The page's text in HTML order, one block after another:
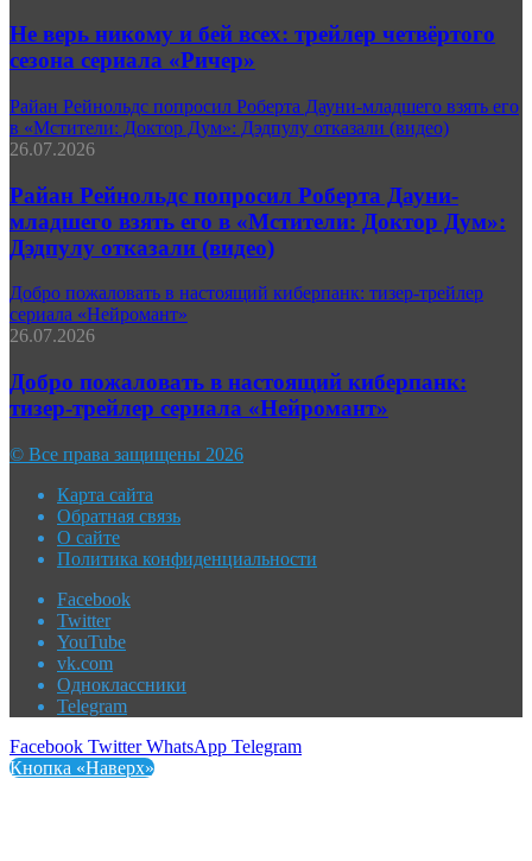
Не верь никому и бей всех: трейлер четвёртого
сезона сериала «Ричер»
Райан Рейнольдс попросил Роберта Дауни-младшего взять его
в «Мстители: Доктор Дум»: Дэдпулу отказали (видео)
26.07.2026
Райан Рейнольдс попросил Роберта Дауни-
младшего взять его в «Мстители: Доктор Дум»:
Дэдпулу отказали (видео)
Добро пожаловать в настоящий киберпанк: тизер-трейлер
сериала «Нейромант»
26.07.2026
Добро пожаловать в настоящий киберпанк:
тизер-трейлер сериала «Нейромант»
© Все права защищены 2026
Карта сайта
Обратная связь
О сайте
Политика конфиденциальности
Facebook
Twitter
YouTube
vk.com
Одноклассники
Telegram
Facebook Twitter WhatsApp Telegram
Кнопка «Наверх»